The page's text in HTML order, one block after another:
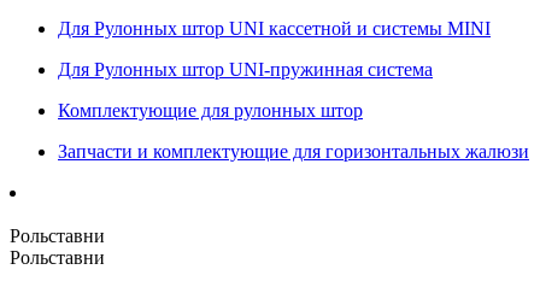
Для Рулонных штор UNI кассетной и системы MINI
Для Рулонных штор UNI-пружинная система
Комплектующие для рулонных штор
Запчасти и комплектующие для горизонтальных жалюзи
Рольставни
Рольставни